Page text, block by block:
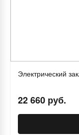
Электрический
22 660 руб.